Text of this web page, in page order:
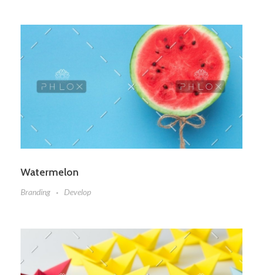
Watermelon
Branding Develop